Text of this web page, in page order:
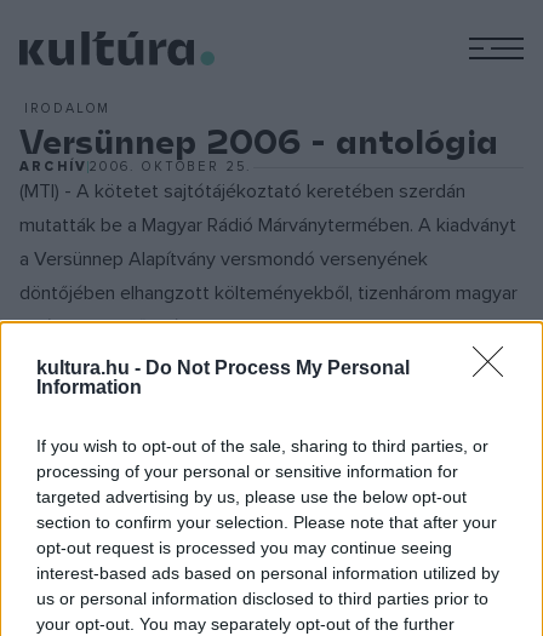
kultura.hu - Do Not Process My Personal
Information
If you wish to opt-out of the sale, sharing to third parties, or
processing of your personal or sensitive information for
targeted advertising by us, please use the below opt-out
section to confirm your selection. Please note that after your
opt-out request is processed you may continue seeing
interest-based ads based on personal information utilized by
us or personal information disclosed to third parties prior to
your opt-out. You may separately opt-out of the further
IRODALOM
Versünnep 2006 - antológia
ARCHÍV2006. OKTÓBER 25.
(MTI) - A kötetet sajtótájékoztató keretében szerdán
mutatták be a Magyar Rádió Márványtermében. A kiadványt
a Versünnep Alapítvány versmondó versenyének
döntőjében elhangzott költeményekből, tizenhárom magyar
poéta verseiből állították össze.
Mádl Dalmaasszony, a versünnep társfővédnöke
imakönyv, a haza jobb sorsáért küzdő költők breviáriuma.
Arra kérte a könyv összeállítóit, hogy továbbra is tegyenek
meg mindent a költészeti hagyományok folytatásáért, azért,
hogy a fiatalok megszeressék az önkifejezésnek ezt a
módját, a versmondást.